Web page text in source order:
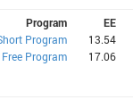
Program EE
Program
13.54
Free Program
17.06